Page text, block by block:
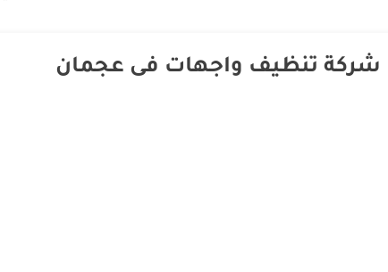
شركة تنظيف واجهات فى عجمان